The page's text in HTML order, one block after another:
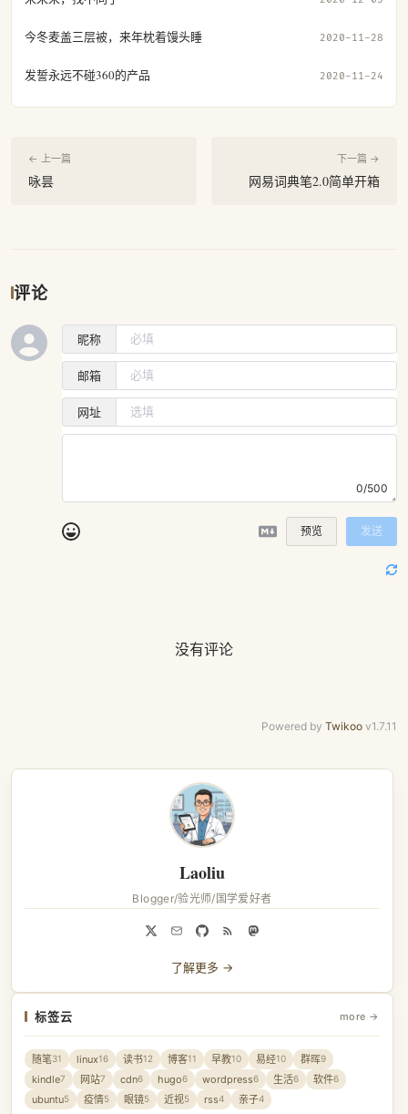
今冬麦盖三层被，来年枕着馒头睡 2020-11-28
发誓永远不碰360的产品 2020-11-24
← 上一篇
咏昙
下一篇 →
网易词典笔2.0简单开箱
评论
昵称
邮箱
网址
0/500
预览 发送
没有评论
Powered by Twikoo v1.7.11
Laoliu
Blogger/验光师/国学爱好者
了解更多 →
标签云 more →
随笔31 linux16 读书12 博客11 早教10 易经10 群晖9
kindle7 网站7 cdn6 hugo6 wordpress6 生活6 软件6
ubuntu5 疫情5 眼镜5 近视5 rss4 亲子4